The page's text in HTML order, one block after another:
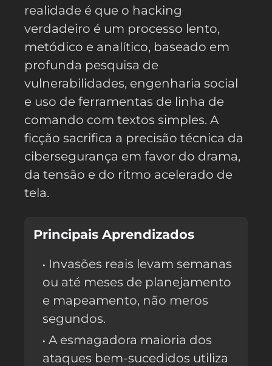
realidade é que o hacking
verdadeiro é um processo lento,
metódico e analítico, baseado em
profunda pesquisa de
vulnerabilidades, engenharia social
e uso de ferramentas de linha de
comando com textos simples. A
ficção sacrifica a precisão técnica da
cibersegurança em favor do drama,
da tensão e do ritmo acelerado de
tela.
Principais Aprendizados
Invasões reais levam semanas
ou até meses de planejamento
e mapeamento, não meros
segundos.
A esmagadora maioria dos
ataques bem-sucedidos utiliza